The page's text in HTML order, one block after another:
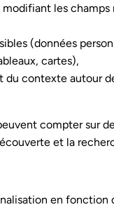
les
(données
cartes),
contexte autour
compter sur
et la
en fonction